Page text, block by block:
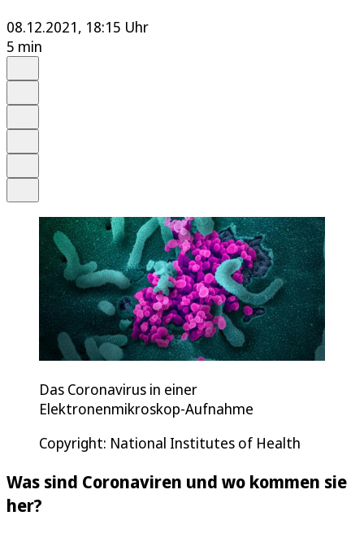
08.12.2021, 18:15 Uhr
5 min
Das Coronavirus in einer
Elektronenmikroskop-Aufnahme
Copyright: National Institutes of Health
Was sind Coronaviren und wo kommen sie
her?